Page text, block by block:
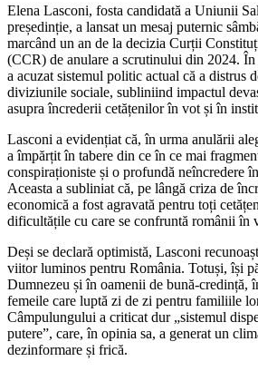
Elena Lasconi, fosta candidată a Uniunii
președinție, a lansat un mesaj puternic
marcând un an de la decizia Curții
(CCR) de anulare a scrutinului din 2024.
a acuzat sistemul politic actual că a distrus
diviziunile sociale, subliniind impactul
asupra încrederii cetățenilor în vot și în
Lasconi a evidențiat că, în urma anulării
a împărțit în tabere din ce în ce mai
conspiraționiste și o profundă neîncredere
Aceasta a subliniat că, pe lângă criza de
economică a fost agravată pentru toți
dificultățile cu care se confruntă românii în
Deși se declară optimistă, Lasconi
viitor luminos pentru România. Totuși, își
Dumnezeu și în oamenii de bună-credință,
femeile care luptă zi de zi pentru familiile
Câmpulungului a criticat dur „sistemul
putere”, care, în opinia sa, a generat un
dezinformare și frică.